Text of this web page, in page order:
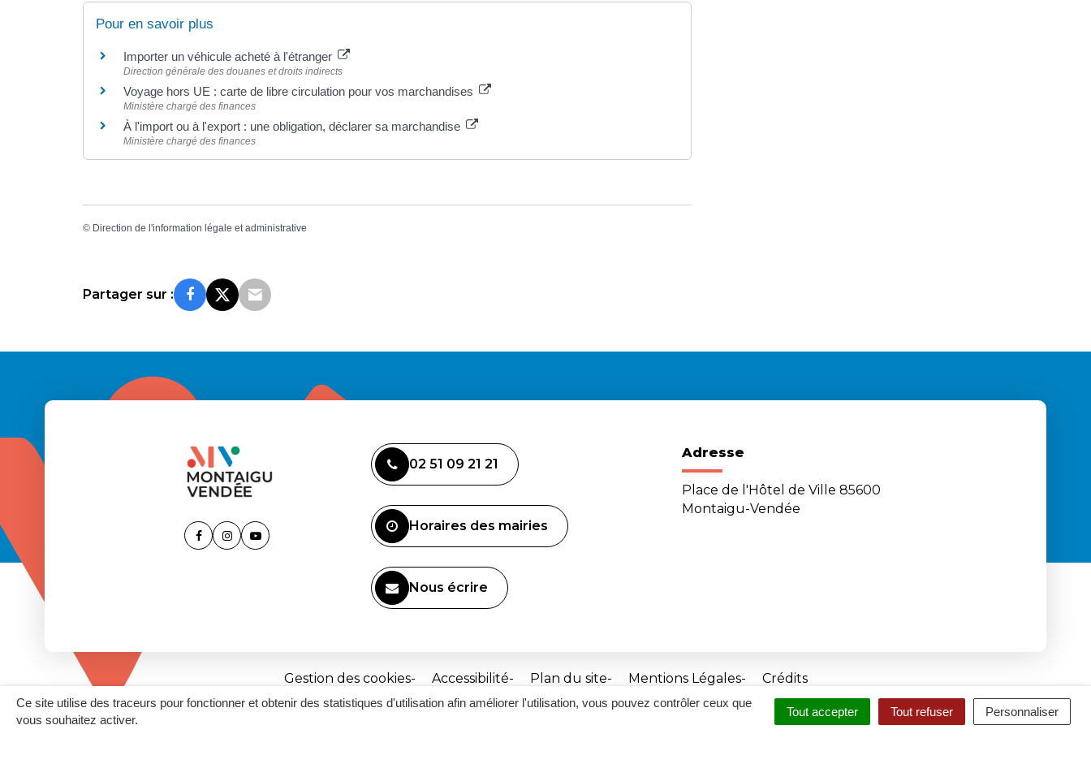
Ce site utilise des traceurs pour fonctionner et obtenir des statistiques d'utilisation afin améliorer l'utilisation, vous pouvez contrôler ceux que
vous souhaitez activer.
Tout accepter Tout refuser Personnaliser
Pour en savoir plus
Importer un véhicule acheté à l'étranger
Direction générale des douanes et droits indirects
Voyage hors UE : carte de libre circulation pour vos marchandises
Ministère chargé des finances
À l'import ou à l'export : une obligation, déclarer sa marchandise
Ministère chargé des finances
© Direction de l'information légale et administrative
Partager sur :
Lien Lien Lien
02 51 09 21 21
Horaires des mairies
Nous écrire
Adresse
Place de l'Hôtel de Ville 85600
Montaigu-Vendée
Gestion des cookies Accessibilité Plan du site Mentions Légales Crédits